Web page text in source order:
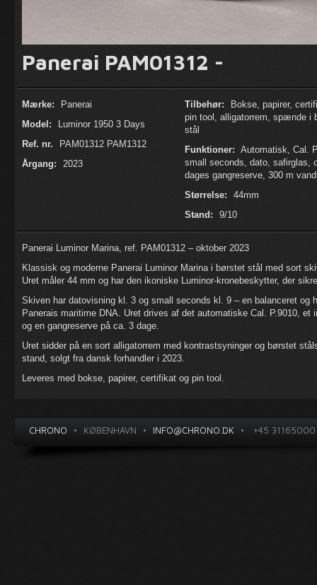
Panerai PAM01312 -
Mærke:
Panerai
Model:
Luminor 1950 3 Days
Ref. nr.
PAM01312 PAM1312
Årgang:
2023
Tilbehør:
Bokse, papirer,
pin tool, alligatorrem, spænde i
stål
Funktioner: Automatisk, Cal.
small seconds, dato, safirglas,
dages gangreserve, 300 m
Størrelse:
44mm
Stand:
9/10
Panerai Luminor Marina, ref. PAM01312 – oktober 2023
Klassisk og moderne Panerai Luminor Marina i børstet stål med sort
Uret måler 44 mm og har den ikoniske Luminor-kronebeskytter, der
Skiven har datovisning kl. 3 og small seconds kl. 9 – en balanceret
Panerais maritime DNA. Uret drives af det automatiske Cal. P.9010,
og en gangreserve på ca. 3 dage.
Uret sidder på en sort alligatorrem med kontrastsyninger og børstet
stand, solgt fra dansk forhandler i 2023.
Leveres med bokse, papirer, certifikat og pin tool.
CHRONO • KØBENHAVN • INFO@CHRONO.DK • +45 31165000